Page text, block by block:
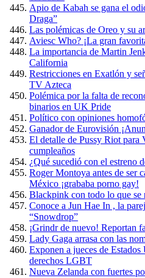
Apio de Kabah se gana el
Draga”
Las polémicas de Oreo y su
Aviesc Who? ¡La gran
La importancia de Martin
California
Restricciones en Exatlón y
TV Azteca
Polémica por la falta de
binarios en UK Pride
Político con opiniones
Ganador de Eurovisión
El detalle de Pussy Riot para
cumpleaños
¿Qué sucedió con el estreno
Roger Montoya antes de ser
México ¡grababa porno gay!
Blackpink con todo lo que se
Conoce a Jun Hae In , la
“Snowdrop”
¡Grindr de nuevo! Reportan
Lady Gaga arrasa con las
Exponen a jueces de
derechos LGBT
Nueva Zelanda con fuertes